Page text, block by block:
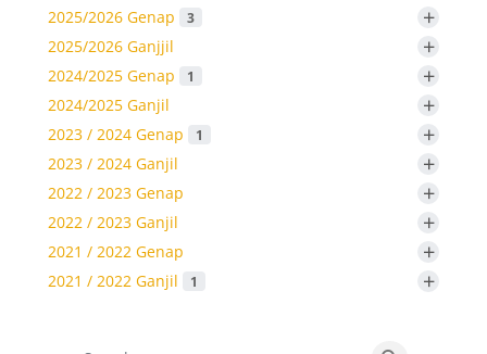
2025/2026 Genap 3 +
2025/2026 Ganjjil +
2024/2025 Genap 1 +
2024/2025 Ganjil +
2023 / 2024 Genap 1 +
2023 / 2024 Ganjil +
2022 / 2023 Genap +
2022 / 2023 Ganjil +
2021 / 2022 Genap +
2021 / 2022 Ganjil 1 +